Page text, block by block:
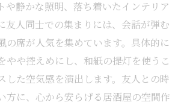
や静かな照明、落ち着いたインテリア
友人同士での集まりには、会話が弾む
の席が人気を集めています。具体的に
やや控えめにし、和紙の提灯を使うこ
した空気感を演出します。友人との時
方に、心から安らげる居酒屋の空間作